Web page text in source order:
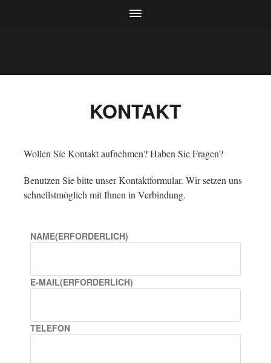
KONTAKT
Wollen Sie Kontakt aufnehmen? Haben Sie Fragen?
Benutzen Sie bitte unser Kontaktformular. Wir setzen uns
schnellstmöglich mit Ihnen in Verbindung.
NAME(ERFORDERLICH)
E-MAIL(ERFORDERLICH)
TELEFON